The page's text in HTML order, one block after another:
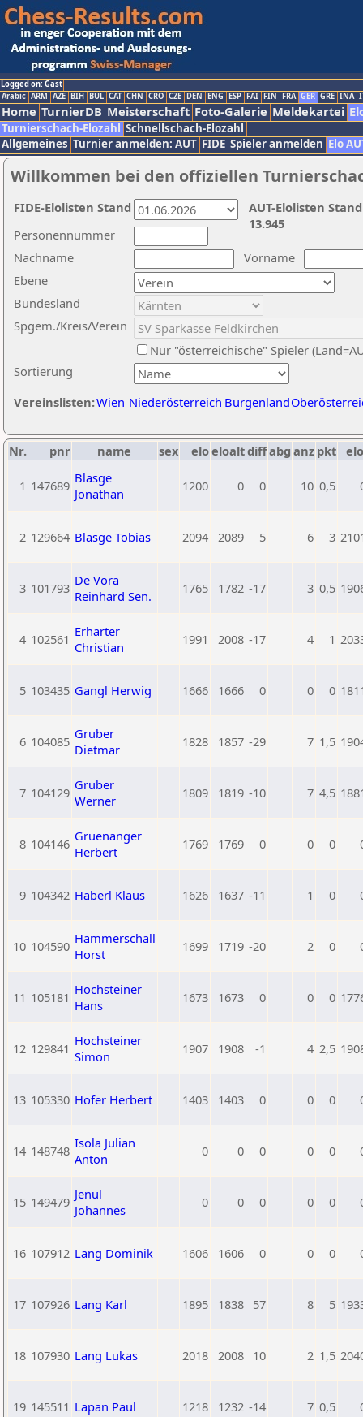
Logged on: Gast
Arabic ARM AZE BIH BUL CAT CHN CRO CZE DEN ENG ESP FAI FIN FRA GER GRE INA
Home TurnierDB Meisterschaft Foto-Galerie Meldekartei
Turnierschach-Elozahl Schnellschach-Elozahl
Allgemeines Turnier anmelden: AUT FIDE Spieler anmelden Elo
Willkommen bei den offiziellen
Nachname
Vorname
Ebene
Sortierung
Personennummer
Bundesland
Spgem./Kreis/Verein
Nur "österreichische" Spieler
Vereinslisten:Wien Niederösterreich Burgenland
AUT-Elolisten
13.945
FIDE-Elolisten Stand
Nr. pnr name sex eloeloaltdiffabg anz pkt
1 147689 Blasge
Jonathan
1200 0 0 10 0,5
2 129664 Blasge Tobias 2094 2089 5 6 3
3 101793 De Vora
Reinhard Sen.
1765 1782 -17 3 0,5
4 102561 Erharter
Christian
1991 2008 -17 4 1
5 103435 Gangl Herwig 1666 1666 0 0 0
6 104085 Gruber
Dietmar
1828 1857 -29 7 1,5
7 104129 Gruber
Werner
1809 1819 -10 7 4,5
8 104146 Gruenanger
Herbert
1769 1769 0 0 0
9 104342 Haberl Klaus 1626 1637 -11 1 0
10 104590 Hammerschall
Horst
1699 1719 -20 2 0
11 105181 Hochsteiner
Hans
1673 1673 0 0 0
12 129841 Hochsteiner
Simon
1907 1908 -1 4 2,5
13 105330 Hofer Herbert 1403 1403 0 0 0
14 148748 Isola Julian
Anton
0 0 0 0 0
15 149479 Jenul
Johannes
0 0 0 0 0
16 107912 Lang Dominik 1606 1606 0 0 0
17 107926 Lang Karl 1895 1838 57 8 5
18 107930 Lang Lukas 2018 2008 10 2 1,5
19 145511 Lapan Paul 1218 1232 -14 7 0,5